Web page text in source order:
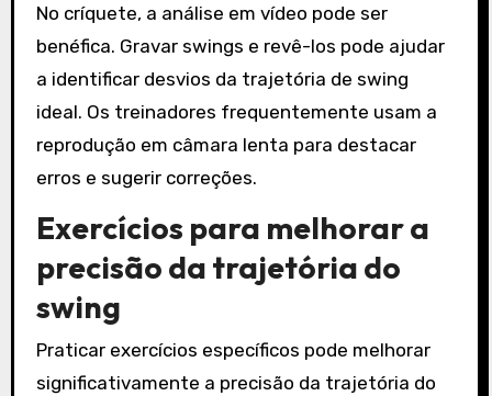
No críquete, a análise em vídeo pode ser
benéfica. Gravar swings e revê-los pode ajudar
a identificar desvios da trajetória de swing
ideal. Os treinadores frequentemente usam a
reprodução em câmara lenta para destacar
erros e sugerir correções.
Exercícios para melhorar a
precisão da trajetória do
swing
Praticar exercícios específicos pode melhorar
significativamente a precisão da trajetória do